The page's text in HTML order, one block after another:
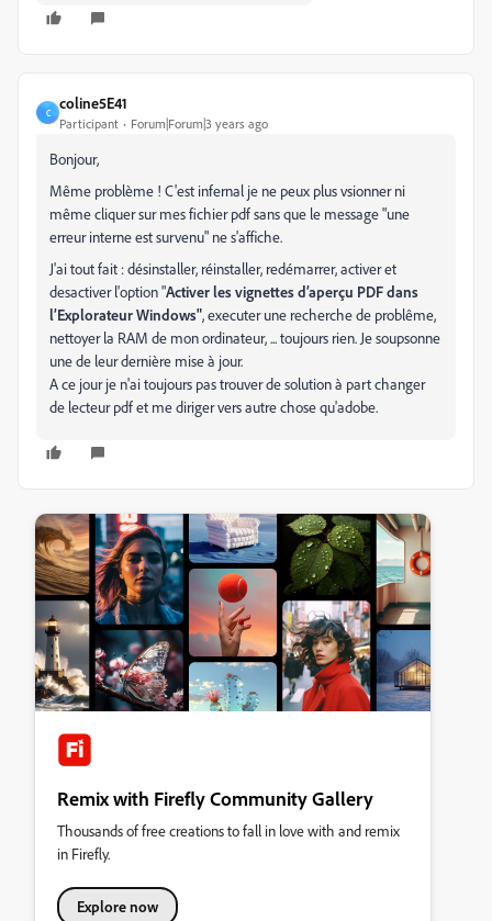
C
coline5E41
Participant Forum|Forum|3 years ago
Bonjour,
Même problème ! C'est infernal je ne peux plus vsionner ni
même cliquer sur mes fichier pdf sans que le message "une
erreur interne est survenu" ne s'affiche.
J'ai tout fait : désinstaller, réinstaller, redémarrer, activer et
desactiver l'option "Activer les vignettes d’aperçu PDF dans
l’Explorateur Windows", executer une recherche de problême,
nettoyer la RAM de mon ordinateur, ... toujours rien. Je soupsonne
une de leur dernière mise à jour.
A ce jour je n'ai toujours pas trouver de solution à part changer
de lecteur pdf et me diriger vers autre chose qu'adobe.
Remix with Firefly Community Gallery
Thousands of free creations to fall in love with and remix
in Firefly.
Explore now